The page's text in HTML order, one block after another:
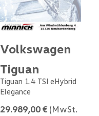
Volkswagen
Tiguan
Tiguan 1.4 TSI eHybrid
Elegance
29.989,00 € (MwSt.